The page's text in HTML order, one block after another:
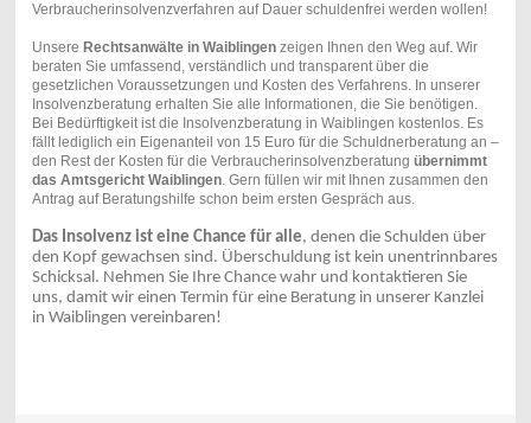
Verbraucherinsolvenzverfahren auf Dauer schuldenfrei werden wollen!
Unsere Rechtsanwälte in Waiblingenzeigen Ihnen den Weg auf. Wir
beraten Sie umfassend, verständlich und transparent über die
gesetzlichen Voraussetzungen und Kosten des Verfahrens. In unserer
Insolvenzberatung erhalten Sie alle Informationen, die Sie benötigen.
Bei Bedürftigkeit ist die Insolvenzberatung in Waiblingen kostenlos. Es
fällt lediglich ein Eigenanteil von 15 Euro für die Schuldnerberatung an –
den Rest der Kosten für die Verbraucherinsolvenzberatung übernimmt
das Amtsgericht Waiblingen. Gern füllen wir mit Ihnen zusammen den
Antrag auf Beratungshilfe schon beim ersten Gespräch aus.
Das Insolvenz ist eine Chance für alle, denen die Schulden über
den Kopf gewachsen sind. Überschuldung ist kein unentrinnbares
Schicksal. Nehmen Sie Ihre Chance wahr und kontaktieren Sie
uns, damit wir einen Termin für eine Beratung in unserer Kanzlei
in Waiblingen vereinbaren!